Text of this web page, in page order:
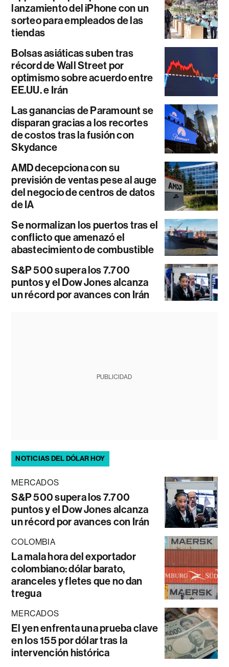
lanzamiento del iPhone con un
sorteo para empleados de las
tiendas
Bolsas asiáticas suben tras
récord de Wall Street por
optimismo sobre acuerdo entre
EE.UU. e Irán
Las ganancias de Paramount se
disparan gracias a los recortes
de costos tras la fusión con
Skydance
AMD decepciona con su
previsión de ventas pese al auge
del negocio de centros de datos
de IA
Se normalizan los puertos tras el
conflicto que amenazó el
abastecimiento de combustible
S&P 500 supera los 7.700
puntos y el Dow Jones alcanza
un récord por avances con Irán
PUBLICIDAD
NOTICIAS DEL DÓLAR HOY
MERCADOS
S&P 500 supera los 7.700
puntos y el Dow Jones alcanza
un récord por avances con Irán
COLOMBIA
La mala hora del exportador
colombiano: dólar barato,
aranceles y fletes que no dan
tregua
MERCADOS
El yen enfrenta una prueba clave
en los 155 por dólar tras la
intervención histórica